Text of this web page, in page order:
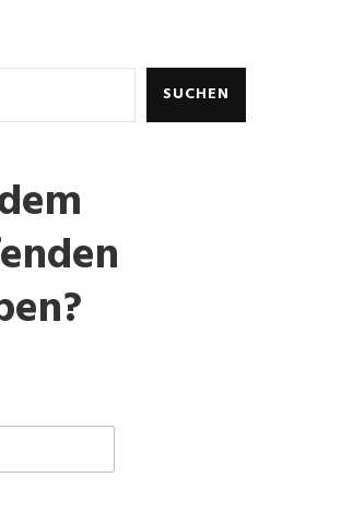
SUCHEN